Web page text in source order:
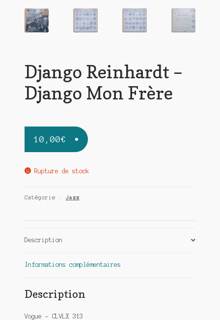
Django Reinhardt –
Django Mon Frère
10,00€
Rupture de stock
Catégorie : Jazz
Description
Informations complémentaires
Description
Vogue – CLVLX 313